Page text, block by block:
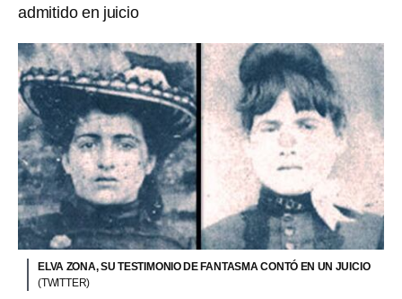
admitido en juicio
ELVA ZONA, SU TESTIMONIO DE FANTASMA CONTÓ EN UN JUICIO
(TWITTER)